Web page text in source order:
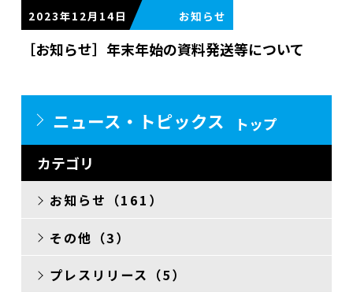
学部紹介
入学案内
資格・就職
その他
2023年12月14日
［お知らせ］年末年始の資料発送等について
ニュース・トピックス
トップ
カテゴリ
お知らせ（161）
その他（3）
プレスリリース（5）